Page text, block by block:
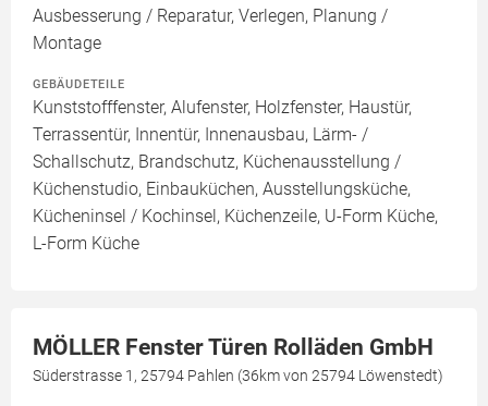
Ausbesserung / Reparatur, Verlegen, Planung /
Montage
GEBÄUDETEILE
Kunststofffenster, Alufenster, Holzfenster, Haustür,
Terrassentür, Innentür, Innenausbau, Lärm- /
Schallschutz, Brandschutz, Küchenausstellung /
Küchenstudio, Einbauküchen, Ausstellungsküche,
Kücheninsel / Kochinsel, Küchenzeile, U-Form Küche,
L-Form Küche
MÖLLER Fenster Türen Rolläden GmbH
Süderstrasse 1, 25794 Pahlen (36km von 25794 Löwenstedt)